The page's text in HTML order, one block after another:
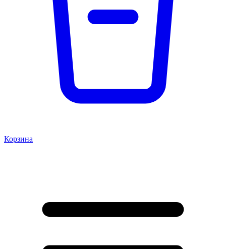
Корзина